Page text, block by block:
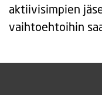
aktiivisimpien
vaihtoehtoihin